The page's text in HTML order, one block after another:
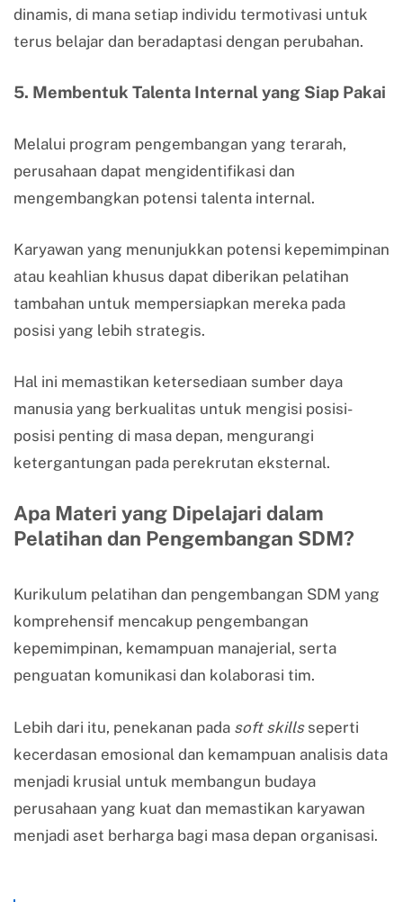
dinamis, di mana setiap individu termotivasi untuk
terus belajar dan beradaptasi dengan perubahan.
5. Membentuk Talenta Internal yang Siap Pakai
Melalui program pengembangan yang terarah,
perusahaan dapat mengidentifikasi dan
mengembangkan potensi talenta internal.
Karyawan yang menunjukkan potensi kepemimpinan
atau keahlian khusus dapat diberikan pelatihan
tambahan untuk mempersiapkan mereka pada
posisi yang lebih strategis.
Hal ini memastikan ketersediaan sumber daya
manusia yang berkualitas untuk mengisi posisi-
posisi penting di masa depan, mengurangi
ketergantungan pada perekrutan eksternal.
Apa Materi yang Dipelajari dalam
Pelatihan dan Pengembangan SDM?
Kurikulum pelatihan dan pengembangan SDM yang
komprehensif mencakup pengembangan
kepemimpinan, kemampuan manajerial, serta
penguatan komunikasi dan kolaborasi tim.
Lebih dari itu, penekanan pada soft skillsseperti
kecerdasan emosional dan kemampuan analisis data
menjadi krusial untuk membangun budaya
perusahaan yang kuat dan memastikan karyawan
menjadi aset berharga bagi masa depan organisasi.